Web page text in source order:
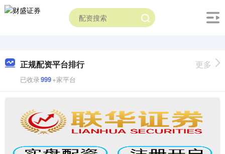
正规配资平台排行
已收录999+家平台
更多